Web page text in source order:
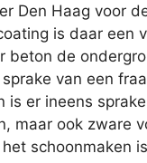
Den Haag voor
is daar een
de
van een
er ineens
maar ook zware
schoonmaken